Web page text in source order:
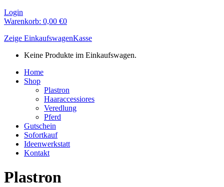
Login
Warenkorb: 0,00 €0
Zeige EinkaufswagenKasse
Keine Produkte im Einkaufswagen.
Home
Shop
Plastron
Haaraccessiores
Veredlung
Pferd
Gutschein
Sofortkauf
Ideenwerkstatt
Kontakt
Plastron